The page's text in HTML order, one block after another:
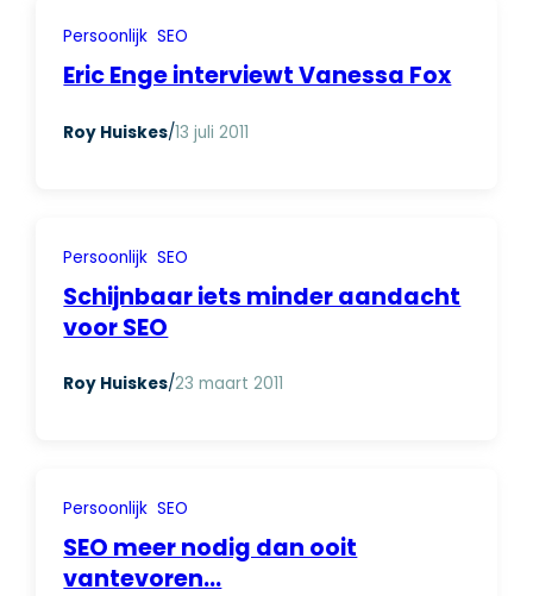
Persoonlijk SEO
Eric Enge interviewt Vanessa Fox
Roy Huiskes/13 juli 2011
Persoonlijk SEO
Schijnbaar iets minder aandacht
voor SEO
Roy Huiskes/23 maart 2011
Persoonlijk SEO
SEO meer nodig dan ooit
vantevoren…